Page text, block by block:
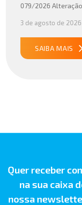
079/2026 Alteração
078/2026
Importação no
publicado29/07/
31/07/26 ATO
3 de agosto de 2026
SAIBA MAIS
Quer receber
na sua caixa
nossa